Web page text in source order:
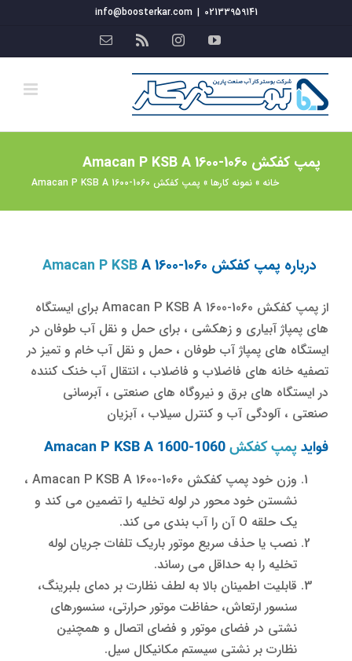
محتوا
02133959141
|
info@boosterkar.com
YouTube
Instagram
Rss ایمیل
پمپ کفکش Amacan P KSB A 1600-1060
خانه » نمونه کارها » پمپ کفکش Amacan P KSB A 1600-1060
درباره پمپ کفکش Amacan P KSBA 1600-1060
از پمپ کفکش Amacan P KSB A 1600-1060 برای ایستگاه
های پمپاژ آبیاری و زهکشی ، برای حمل و نقل آب طوفان در
ایستگاه های پمپاژ آب طوفان ، حمل و نقل آب خام و تمیز در
تصفیه خانه های فاضلاب و فاضلاب ، انتقال آب خنک کننده
در ایستگاه های برق و نیروگاه های صنعتی ، آبرسانی
صنعتی ، آلودگی آب و کنترل سیلاب ، آبزیان
فوایدپمپ کفکشAmacan P KSB A 1600-1060
وزن خود پمپ کفکش Amacan P KSB A 1600-1060 ،
نشستن خود محور در لوله تخلیه را تضمین می کند و
یک حلقه O آن را آب بندی می کند.
نصب یا حذف سریع موتور باریک تلفات جریان لوله
تخلیه را به حداقل می رساند.
قابلیت اطمینان بالا به لطف نظارت بر دمای بلبرینگ،
سنسور ارتعاش، حفاظت موتور حرارتی، سنسورهای
نشتی در فضای موتور و فضای اتصال و همچنین
نظارت بر نشتی سیستم مکانیکال سیل.